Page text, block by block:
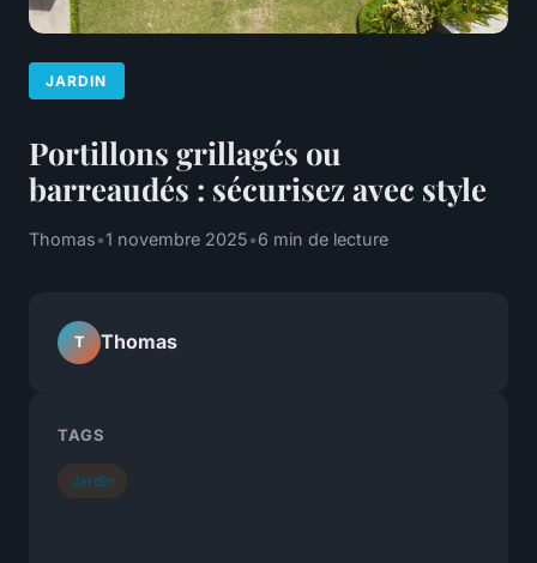
JARDIN
Portillons grillagés ou
barreaudés : sécurisez avec style
Thomas•1 novembre 2025•6 min de lecture
T Thomas
TAGS
Jardin